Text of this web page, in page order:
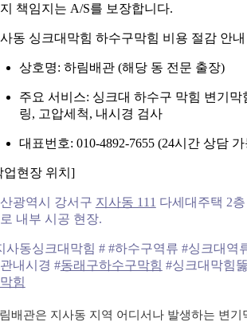
책임지는 A/S를 보장합니다.
동 싱크대막힘 하수구막힘 비용 절감 안내
상호명: 하림배관 (해당 동 전문 출장)
주요 서비스: 싱크대 하수구 막힘 변기막
링, 고압세척, 내시경 검사
대표번호: 010-4892-7655 (24시간 상담
업현장 위치]
광역시 강서구 지사동 111 다세대주택 2
내부 시공 현장.
사동싱크대막힘 # #하수구역류 #싱크대역
내시경 #동래구하수구막힘 #싱크대막힘
힘
배관은 지사동 지역 어디서나 발생하는 변기